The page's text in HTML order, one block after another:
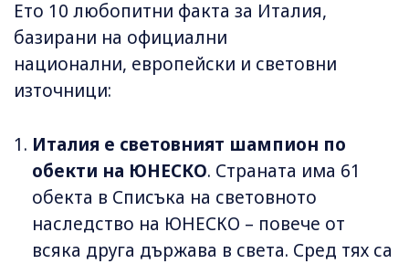
Ето 10 любопитни факта за Италия,
базирани на официални
национални, европейски и световни
източници:
Италия е световният шампион по
обекти на ЮНЕСКО. Страната има 61
обекта в Списъка на световното
наследство на ЮНЕСКО – повече от
всяка друга държава в света. Сред тях са